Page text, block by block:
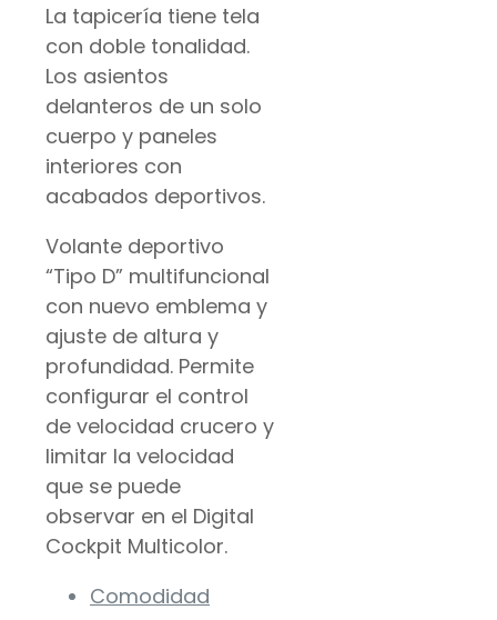
La tapicería tiene tela
con doble tonalidad.
Los asientos
delanteros de un solo
cuerpo y paneles
interiores con
acabados deportivos.
Volante deportivo
“Tipo D” multifuncional
con nuevo emblema y
ajuste de altura y
profundidad. Permite
configurar el control
de velocidad crucero y
limitar la velocidad
que se puede
observar en el Digital
Cockpit Multicolor.
Comodidad